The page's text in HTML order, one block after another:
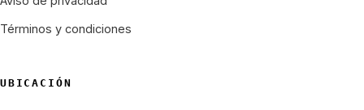
Términos y condiciones
UBICACIÓN